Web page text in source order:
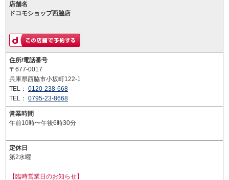
店舗名
ドコモショップ西脇店
住所/電話番号
〒677-0017
兵庫県西脇市小坂町122-1
TEL： 0120-238-668
TEL： 0795-23-8668
営業時間
午前10時〜午後6時30分
定休日
第2水曜
【臨時営業日のお知らせ】